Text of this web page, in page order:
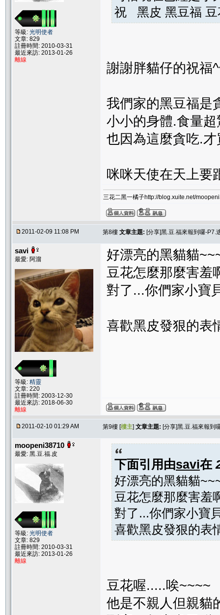
等級: 光明使者
文章: 829
註冊時間: 2010-03-31
最近來訪: 2013-01-26
離線
祝 黑皮 黑豆福 豆
謝謝胖貓仔的祝福
我們家的黑豆福是
小小的身體.食量超
也因為這麼貪吃.才
咪咪天使在天上要
三花二黑一橘子http://blog.xuite.net/
2011-02-09 11:08 PM 第8樓 文章主題: [分享]黑.豆.福來報到囉-P7.
savi
最愛: 阿溜
等級: 精靈
文章: 220
註冊時間: 2003-12-30
最近來訪: 2018-06-30
離線
好漂亮的黑貓貓
豆花怎麼那麼害羞
對了...你們家小寶
喜歡黑皮發狠的表
2011-02-10 01:29 AM 第9樓 [樓主] 文章主題: [分享]黑.豆.福來報到
moopeni38710
最愛: 黑.豆.福.皮
等級: 光明使者
文章: 829
註冊時間: 2010-03-31
最近來訪: 2013-01-26
離線
下面引用由savi在
好漂亮的黑貓貓
豆花怎麼那麼害羞
對了...你們家小寶
喜歡黑皮發狠的表
豆花喔.....唉~~~~
他是不親人但親貓